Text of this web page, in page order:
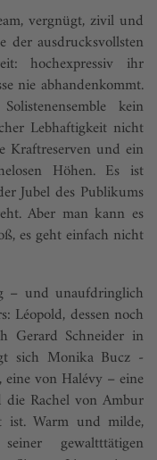
vergnügt, zivil und
der ausdrucksvollsten
hochexpressiv ihr
nie abhandenkommt.
kein
Lebhaftigkeit nicht
Kraftreserven und ein
Höhen. Es ist
Jubel des Publikums
Aber man kann es
es geht einfach nicht
– und unaufdringlich
Léopold, dessen noch
Gerard Schneider in
sich Monika Bucz -
von Halévy – eine
Rachel von Ambur
ist. Warm und milde,
gewaltttätigen